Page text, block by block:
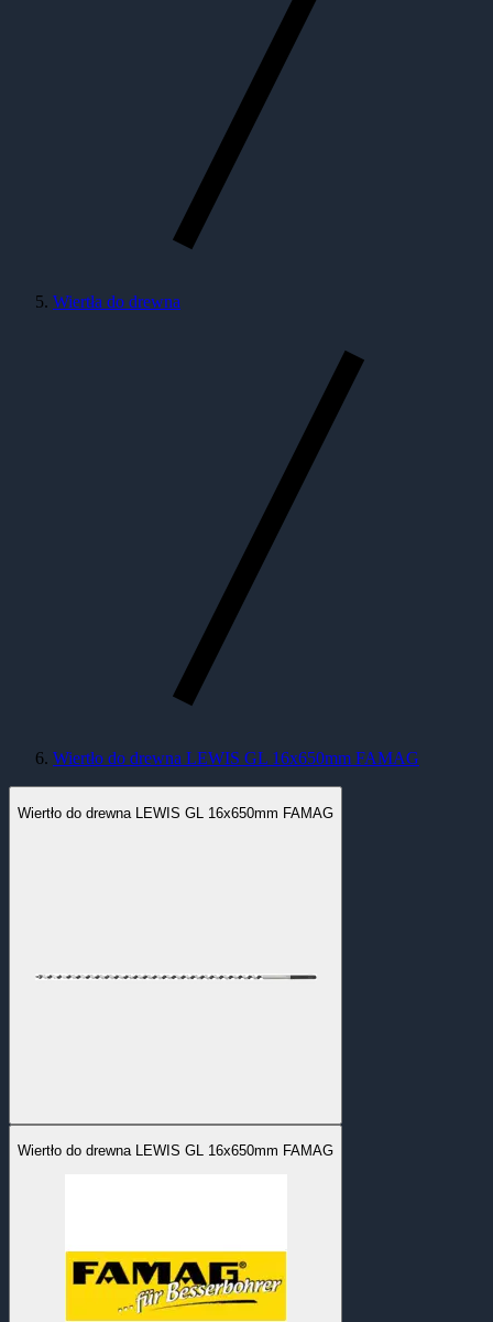
Wiertła do drewna
Wiertło do drewna LEWIS GL 16x650mm FAMAG
Wiertło do drewna LEWIS GL 16x650mm FAMAG
Wiertło do drewna LEWIS GL 16x650mm FAMAG